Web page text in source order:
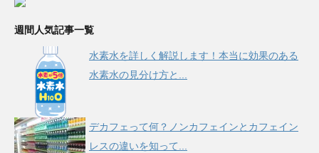
週間人気記事一覧
水素水を詳しく解説します！本当に効果のある
水素水の見分け方と...
デカフェって何？ノンカフェインとカフェイン
レスの違いを知って...